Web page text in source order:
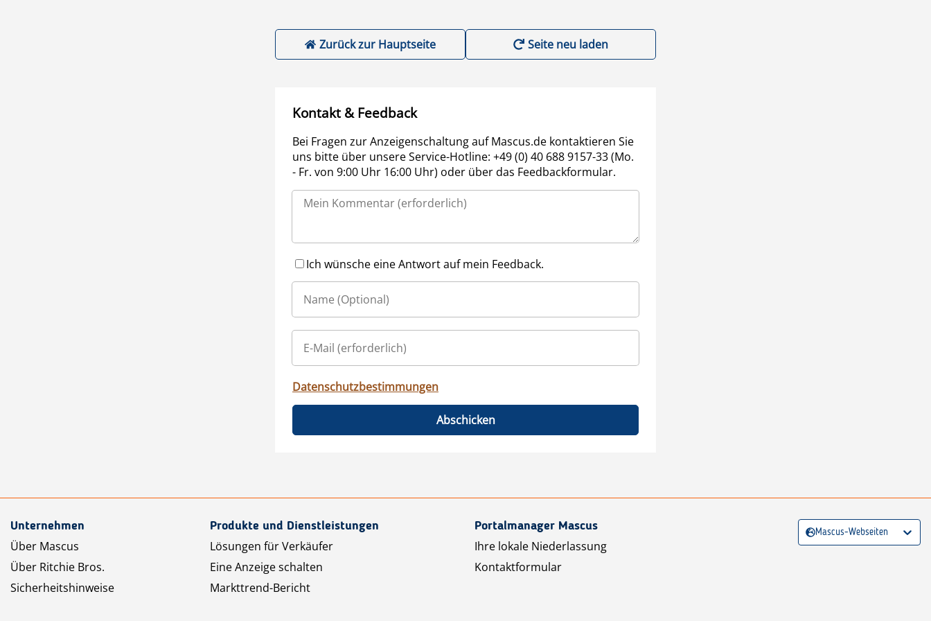
Zurück zur Hauptseite Seite neu laden
Kontakt & Feedback
Bei Fragen zur Anzeigenschaltung auf Mascus.de kontaktieren Sie
uns bitte über unsere Service-Hotline: +49 (0) 40 688 9157-33 (Mo.
- Fr. von 9:00 Uhr 16:00 Uhr) oder über das Feedbackformular.
Ich wünsche eine Antwort auf mein Feedback.
Datenschutzbestimmungen
Abschicken
Unternehmen
Über Mascus
Über Ritchie Bros.
Sicherheitshinweise
Produkte und Dienstleistungen
Lösungen für Verkäufer
Eine Anzeige schalten
Markttrend-Bericht
Portalmanager Mascus
Ihre lokale Niederlassung
Kontaktformular
Mascus-Webseiten